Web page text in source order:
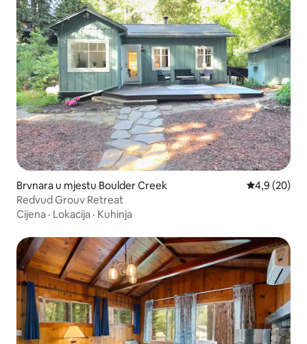
Brvnara u mjestu Boulder Creek prosječna
4,9 (20)
Redvud Grouv Retreat
Cijena · Lokacija · Kuhinja